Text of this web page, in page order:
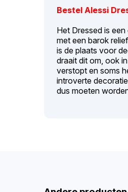
Bestel Alessi
Het Dressed is
met een barok
is de plaats voor
draait dit om, ook
verstopt en soms
introverte
dus moeten